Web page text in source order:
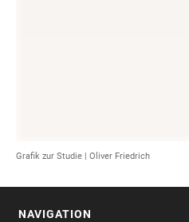
Grafik zur Studie | Oliver Friedrich
NAVIGATION